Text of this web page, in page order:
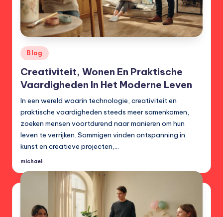
Posted
in
Blog
Creativiteit, Wonen En Praktische
Vaardigheden In Het Moderne Leven
In een wereld waarin technologie, creativiteit en
praktische vaardigheden steeds meer samenkomen,
zoeken mensen voortdurend naar manieren om hun
leven te verrijken. Sommigen vinden ontspanning in
kunst en creatieve projecten,…
Posted
by
michael